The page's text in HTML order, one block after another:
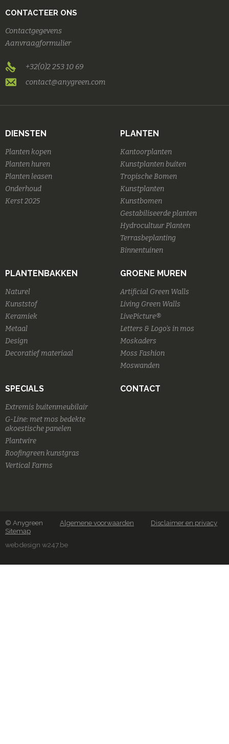
CONTACTEER ONS
Contactgegevens
Aanvraagformulier
+32(0)2 253 10 69
contact@anygreen.com
DIENSTEN
Planten kopen
Planten huren
Planten leasen
Onderhoud
Kerst 2025
PLANTEN
Kantoorplanten
Kunstplanten buiten
Tropische Bomen
Kunstplanten
Kunstbomen
Gestabiliseerde planten
Hydrocultuur Planten
Terrasbeplanting
Binnentuinen
PLANTENBAKKEN
Naturel
Kunststof
Keramiek
Metaal
Design
Decoratief materiaal
GROENE MUREN
Artificial Green Walls
Living Green Walls
LivePicture®
Letters & Logo's in mos
Moskaders
Moss Fashion
Moswanden
SPECIALS
Extremis buitenmeubilair
G-Line: met mos bedekte
akoestische panelen
Plantwire
Roofingreen kunstgras
Vertical Farms
CONTACT
© Anygreen Algemene voorwaarden
Disclaimer en privacy
Sitemap
webdesign w247.be